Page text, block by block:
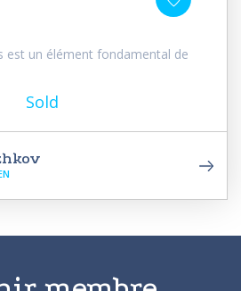
est un élément fondamental de
Sold